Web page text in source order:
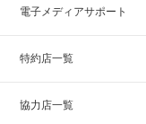
電子メディアサポート
特約店一覧
協力店一覧